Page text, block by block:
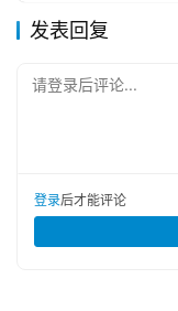
发表回复
请登录后评论...
登录后才能评论